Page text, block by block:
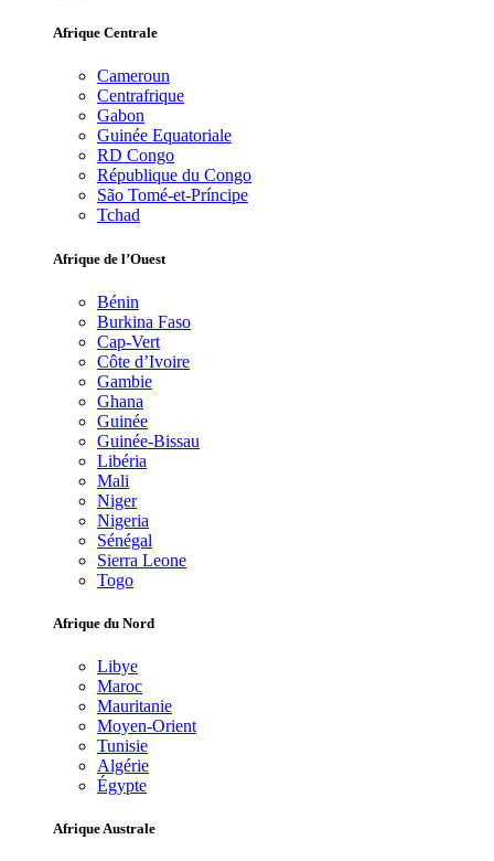
Afrique Centrale
Cameroun
Centrafrique
Gabon
Guinée Equatoriale
RD Congo
République du Congo
São Tomé-et-Príncipe
Tchad
Afrique de l’Ouest
Bénin
Burkina Faso
Cap-Vert
Côte d’Ivoire
Gambie
Ghana
Guinée
Guinée-Bissau
Libéria
Mali
Niger
Nigeria
Sénégal
Sierra Leone
Togo
Afrique du Nord
Libye
Maroc
Mauritanie
Moyen-Orient
Tunisie
Algérie
Égypte
Afrique Australe